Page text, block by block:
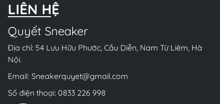
LIÊN HỆ
Quyết Sneaker
Địa chỉ: 54 Lưu Hữu Phước, Cầu Diễn, Nam Từ Liêm, Hà
Nội.
Email: Sneakerquyet@gmail.com
Số điện thoại: 0833 226 998